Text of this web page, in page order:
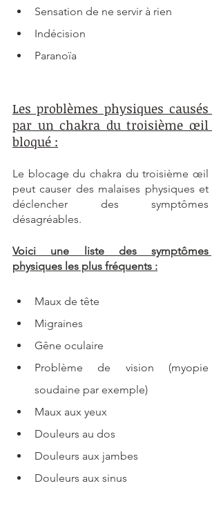
Sensation de ne servir à rien
Indécision
Paranoïa
Les problèmes physiques causés
par un chakra du troisième œil
bloqué :
Le blocage du chakra du troisième œil
peut causer des malaises physiques et
déclencher des symptômes
désagréables.
Voici une liste des symptômes
physiques les plus fréquents :
Maux de tête
Migraines
Gêne oculaire
Problème de vision (myopie
soudaine par exemple)
Maux aux yeux
Douleurs au dos
Douleurs aux jambes
Douleurs aux sinus